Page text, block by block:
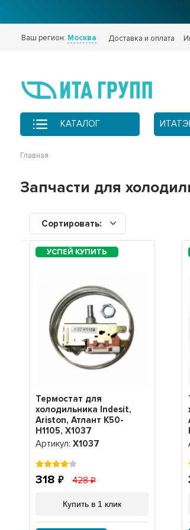
Ваш регион: Москва Доставка и оплата
КАТАЛОГ
Главная
Запчасти для
Сортировать:
Термостат для
холодильника Indesit,
Ariston, Атлант K50-
H1105, Х1037
Артикул:Х1037
318 428
Купить в 1 клик